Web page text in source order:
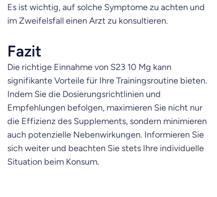
Es ist wichtig, auf solche Symptome zu achten und
im Zweifelsfall einen Arzt zu konsultieren.
Fazit
Die richtige Einnahme von S23 10 Mg kann
signifikante Vorteile für Ihre Trainingsroutine bieten.
Indem Sie die Dosierungsrichtlinien und
Empfehlungen befolgen, maximieren Sie nicht nur
die Effizienz des Supplements, sondern minimieren
auch potenzielle Nebenwirkungen. Informieren Sie
sich weiter und beachten Sie stets Ihre individuelle
Situation beim Konsum.